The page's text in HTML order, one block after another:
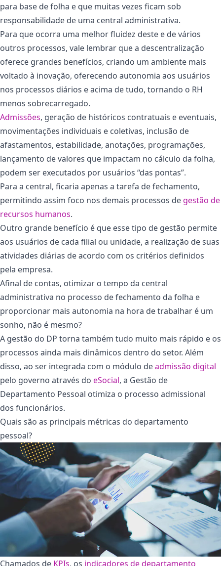
para base de folha e que muitas vezes ficam sob
responsabilidade de uma central administrativa.
Para que ocorra uma melhor fluidez deste e de vários
outros processos, vale lembrar que a descentralização
oferece grandes benefícios, criando um ambiente mais
voltado à inovação, oferecendo autonomia aos usuários
nos processos diários e acima de tudo, tornando o RH
menos sobrecarregado.
Admissões, geração de históricos contratuais e eventuais,
movimentações individuais e coletivas, inclusão de
afastamentos, estabilidade, anotações, programações,
lançamento de valores que impactam no cálculo da folha,
podem ser executados por usuários “das pontas”.
Para a central, ficaria apenas a tarefa de fechamento,
permitindo assim foco nos demais processos de gestão de
recursos humanos.
Outro grande benefício é que esse tipo de gestão permite
aos usuários de cada filial ou unidade, a realização de suas
atividades diárias de acordo com os critérios definidos
pela empresa.
Afinal de contas, otimizar o tempo da central
administrativa no processo de fechamento da folha e
proporcionar mais autonomia na hora de trabalhar é um
sonho, não é mesmo?
A gestão do DP torna também tudo muito mais rápido e os
processos ainda mais dinâmicos dentro do setor. Além
disso, ao ser integrada com o módulo deadmissão digital
pelo governo através do eSocial, a Gestão de
Departamento Pessoal otimiza o processo admissional
dos funcionários.
Quais são as principais métricas do departamento
pessoal?
Chamados de KPIs, os indicadores de departamento